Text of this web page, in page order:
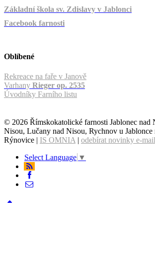
Základní škola sv. Zdislavy v Jablonci
Facebook farnosti
Oblíbené
Rekreace na faře v Janově
Varhany Rieger op. 2535
Úvodníky Farního listu
© 2026 Římskokatolické farnosti Jablonec nad
Nisou, Lučany nad Nisou, Rychnov u Jablonce
Rýnovice | IS OMNIA | odebírat novinky e-
Select Language ▼